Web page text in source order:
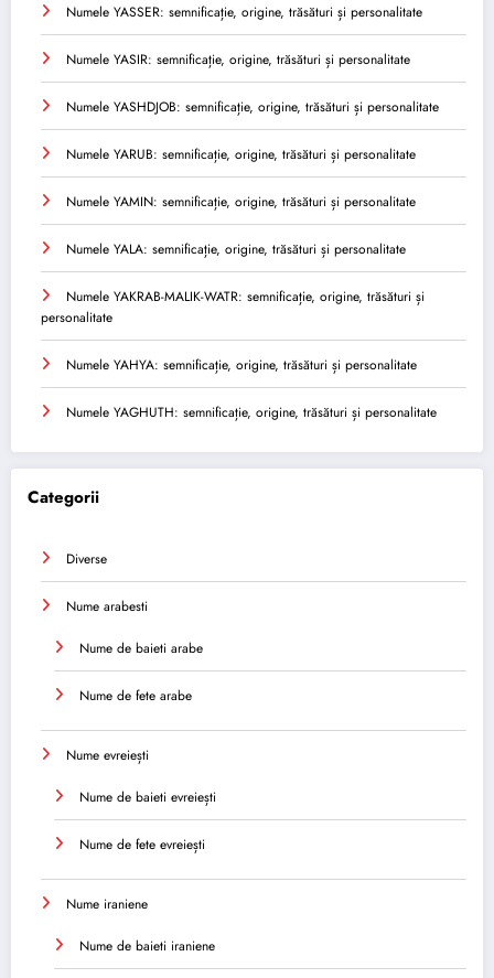
Numele YASSER: semnificație, origine, trăsături și personalitate
Numele YASIR: semnificație, origine, trăsături și personalitate
Numele YASHDJOB: semnificație, origine, trăsături și personalitate
Numele YARUB: semnificație, origine, trăsături și personalitate
Numele YAMIN: semnificație, origine, trăsături și personalitate
Numele YALA: semnificație, origine, trăsături și personalitate
Numele YAKRAB-MALIK-WATR: semnificație, origine, trăsături și
personalitate
Numele YAHYA: semnificație, origine, trăsături și personalitate
Numele YAGHUTH: semnificație, origine, trăsături și personalitate
Categorii
Diverse
Nume arabesti
Nume de baieti arabe
Nume de fete arabe
Nume evreiești
Nume de baieti evreiești
Nume de fete evreiești
Nume iraniene
Nume de baieti iraniene